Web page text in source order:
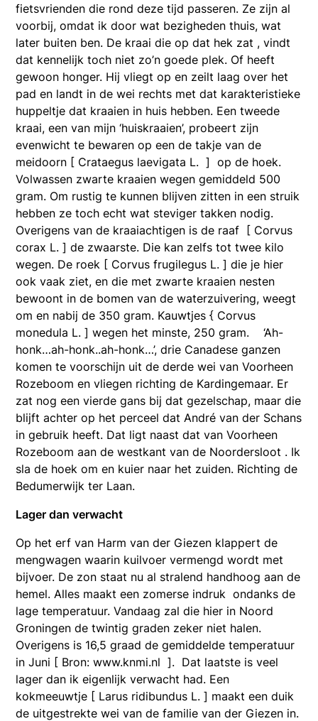
fietsvrienden die rond deze tijd passeren. Ze zijn al
voorbij, omdat ik door wat bezigheden thuis, wat
later buiten ben. De kraai die op dat hek zat , vindt
dat kennelijk toch niet zo’n goede plek. Of heeft
gewoon honger. Hij vliegt op en zeilt laag over het
pad en landt in de wei rechts met dat karakteristieke
huppeltje dat kraaien in huis hebben. Een tweede
kraai, een van mijn ‘huiskraaien’, probeert zijn
evenwicht te bewaren op een de takje van de
meidoorn [ Crataegus laevigata L. ] op de hoek.
Volwassen zwarte kraaien wegen gemiddeld 500
gram. Om rustig te kunnen blijven zitten in een struik
hebben ze toch echt wat steviger takken nodig.
Overigens van de kraaiachtigen is de raaf [ Corvus
corax L. ] de zwaarste. Die kan zelfs tot twee kilo
wegen. De roek [ Corvus frugilegus L. ] die je hier
ook vaak ziet, en die met zwarte kraaien nesten
bewoont in de bomen van de waterzuivering, weegt
om en nabij de 350 gram. Kauwtjes { Corvus
monedula L. ] wegen het minste, 250 gram. ‘Ah-
honk…ah-honk..ah-honk…’, drie Canadese ganzen
komen te voorschijn uit de derde wei van Voorheen
Rozeboom en vliegen richting de Kardingemaar. Er
zat nog een vierde gans bij dat gezelschap, maar die
blijft achter op het perceel dat André van der Schans
in gebruik heeft. Dat ligt naast dat van Voorheen
Rozeboom aan de westkant van de Noordersloot . Ik
sla de hoek om en kuier naar het zuiden. Richting de
Bedumerwijk ter Laan.
Lager dan verwacht
Op het erf van Harm van der Giezen klappert de
mengwagen waarin kuilvoer vermengd wordt met
bijvoer. De zon staat nu al stralend handhoog aan de
hemel. Alles maakt een zomerse indruk ondanks de
lage temperatuur. Vandaag zal die hier in Noord
Groningen de twintig graden zeker niet halen.
Overigens is 16,5 graad de gemiddelde temperatuur
in Juni [ Bron: www.knmi.nl ]. Dat laatste is veel
lager dan ik eigenlijk verwacht had. Een
kokmeeuwtje [ Larus ridibundus L. ] maakt een duik
de uitgestrekte wei van de familie van der Giezen in.